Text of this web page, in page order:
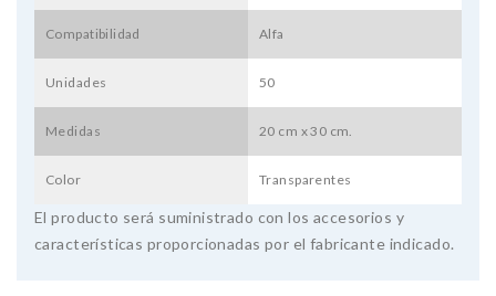
Compatibilidad Alfa
Unidades 50
Medidas 20 cm x 30 cm.
Color Transparentes
El producto será suministrado con los accesorios y
características proporcionadas por el fabricante indicado.